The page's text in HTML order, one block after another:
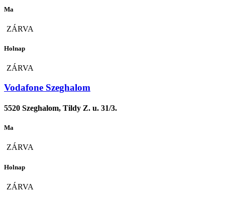
Ma
ZÁRVA
Holnap
ZÁRVA
Vodafone Szeghalom
5520 Szeghalom, Tildy Z. u. 31/3.
Ma
ZÁRVA
Holnap
ZÁRVA